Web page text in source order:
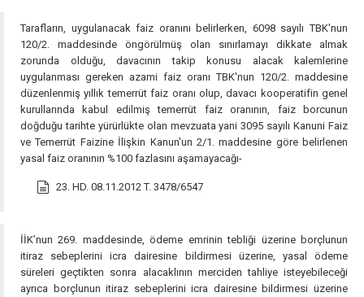
Tarafların, uygulanacak faiz oranını belirlerken, 6098 sayılı TBK'nun
120/2. maddesinde öngörülmüş olan sınırlamayı dikkate almak
zorunda olduğu, davacının takip konusu alacak kalemlerine
uygulanması gereken azami faiz oranı TBK'nun 120/2. maddesine
düzenlenmiş yıllık temerrüt faiz oranı olup, davacı kooperatifin genel
kurullarında kabul edilmiş temerrüt faiz oranının, faiz borcunun
doğduğu tarihte yürürlükte olan mevzuata yani 3095 sayılı Kanuni Faiz
ve Temerrüt Faizine İlişkin Kanun'un 2/1. maddesine göre belirlenen
yasal faiz oranının %100 fazlasını aşamayacağı-
23. HD. 08.11.2012 T. 3478/6547
İİK’nun 269. maddesinde, ödeme emrinin tebliği üzerine borçlunun
itiraz sebeplerini icra dairesine bildirmesi üzerine, yasal ödeme
süreleri geçtikten sonra alacaklının merciden tahliye isteyebileceği
ayrıca borçlunun itiraz sebeplerini icra dairesine bildirmesi üzerine